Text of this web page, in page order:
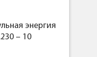
энергия
– 10